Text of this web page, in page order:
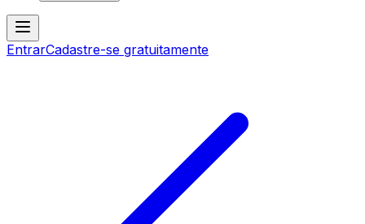
EntrarCadastre-se gratuitamente